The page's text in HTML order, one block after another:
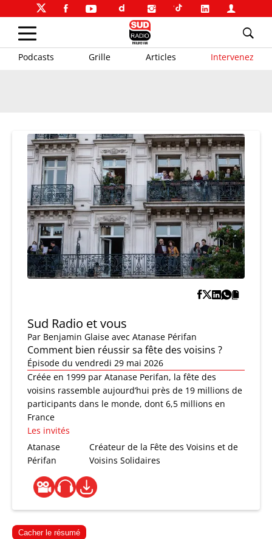
Podcasts Grille Articles Intervenez
Sud Radio et vous
Par Benjamin Glaise avec Atanase Périfan
Comment bien réussir sa fête des voisins ?
Épisode du vendredi 29 mai 2026
Créée en 1999 par Atanase Perifan, la fête des
voisins rassemble aujourd’hui près de 19 millions de
participants dans le monde, dont 6,5 millions en
France
Les invités
Atanase
Périfan
Créateur de la Fête des Voisins et de
Voisins Solidaires
Cacher le résumé